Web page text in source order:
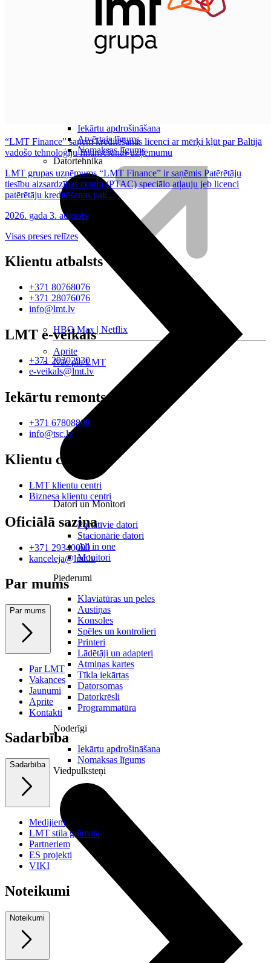
Citi pakalpojumi
HBO Max | Netflix
Aprite
Nāc pie LMT
Vāki un ietvari
Irbuļi
Iekārtu apdrošināšana
Atvērtais līgums
Nomaksas līgums
Datortehnika
Datori un Monitori
Portatīvie datori
Stacionārie datori
All in one
Monitori
Piederumi
Klaviatūras un peles
Austiņas
Konsoles
Spēles un kontrolieri
Printeri
Lādētāji un adapteri
Atmiņas kartes
Tīkla iekārtas
Datorsomas
Datorkrēsli
Programmatūra
Noderīgi
Iekārtu apdrošināšana
Nomaksas līgums
Viedpulksteņi
“LMT Finance” saņem kreditēšanas licenci ar mērķi kļūt par Baltijā
vadošo tehnoloģiju finansēšanas uzņēmumu
LMT grupas uzņēmums “LMT Finance” ir saņēmis Patērētāju
tiesību aizsardzības centra (PTAC) speciālo atļauju jeb licenci
patērētāju kreditēšanas pak...
2026. gada 3. augusts
Visas preses relīzes
Klientu atbalsts
+371 80768076
+371 28076076
info@lmt.lv
LMT e-veikals
+371 29302930
e-veikals@lmt.lv
Iekārtu remonts
+371 67808808
info@tsc.lv
Klientu centri
LMT klientu centri
Biznesa klientu centri
Oficiālā saziņa
+371 29340000
kanceleja@lmt.lv
Par mums
Par mums
Par LMT
Vakances
Jaunumi
Aprite
Kontakti
Sadarbība
Sadarbība
Medijiem
LMT stila grāmata
Partneriem
ES projekti
VIKI
Noteikumi
Noteikumi